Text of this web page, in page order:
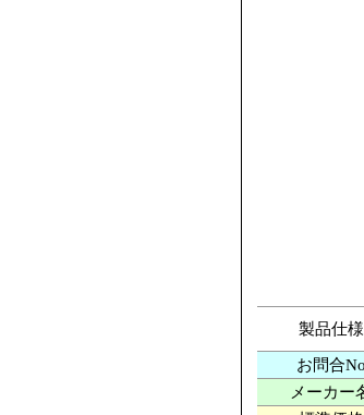
製品仕様
お問合No
メーカー